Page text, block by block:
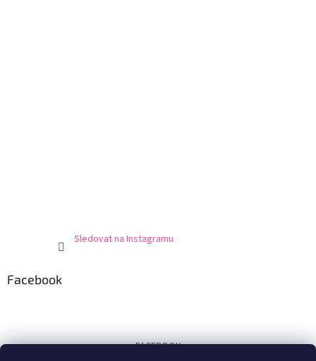
Sledovat na Instagramu
Facebook
FACEBOOK